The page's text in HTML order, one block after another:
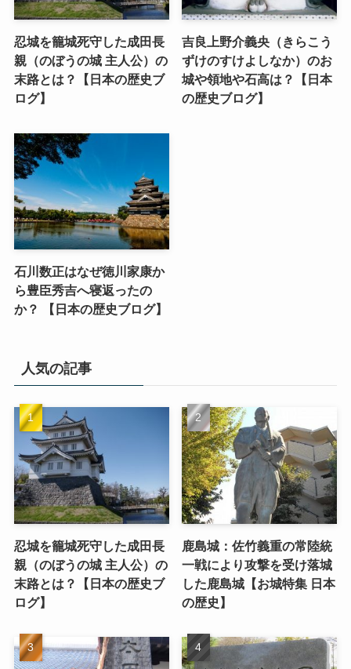
忍城を籠城死守した成田長
親（のぼうの城 主人公）の
末路とは？【日本の歴史ブ
ログ】
吉良上野介義央（きらこう
ずけのすけよしなか）のお
城や領地や石高は？【日本
の歴史ブログ】
石川数正はなぜ徳川家康か
ら豊臣秀吉へ寝返ったの
か？ 【日本の歴史ブログ】
人気の記事
忍城を籠城死守した成田長
親（のぼうの城 主人公）の
末路とは？【日本の歴史ブ
ログ】
鹿島城：佐竹義重の常陸統
一戦により攻撃を受け落城
した鹿島城【お城特集 日本
の歴史】